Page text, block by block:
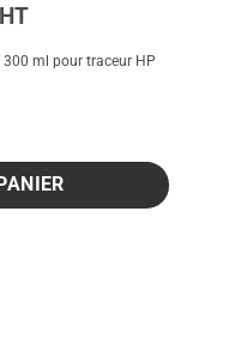
HT
300 ml pour traceur HP
764 jaune - 300 ml